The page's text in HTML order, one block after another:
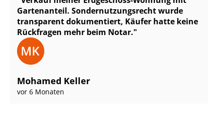
Gartenanteil. Son­der­nut­zungs­recht wurde
transparent dokumentiert, Käufer hatte keine
Rückfragen mehr beim Notar.
Mohamed Keller
vor 6 Monaten